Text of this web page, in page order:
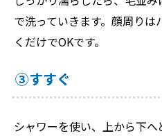
で洗っていきます。顔周り
くだけでOKです。
③すすぐ
シャワーを使い、上から下